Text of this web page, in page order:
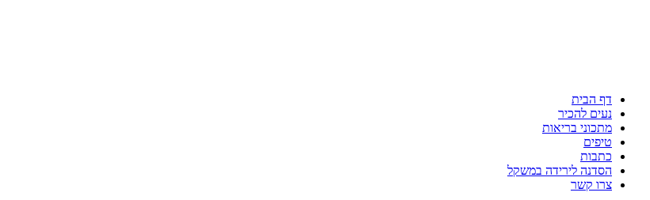
דף הבית
נעים להכיר
מתכוני בריאות
טיפים
כתבות
הסדנה לירידה במשקל
צרו קשר